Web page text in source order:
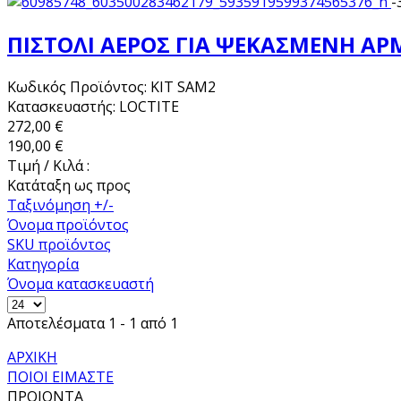
ΠΙΣΤΟΛΙ ΑΕΡΟΣ ΓΙΑ ΨΕΚΑΣΜΕΝΗ
Κωδικός Προϊόντος: KIT SAM2
Κατασκευαστής: LOCTITE
272,00 €
190,00 €
Τιμή / Κιλά :
Κατάταξη ως προς
Ταξινόμηση +/-
Όνομα προϊόντος
SKU προϊόντος
Κατηγορία
Όνομα κατασκευαστή
Αποτελέσματα 1 - 1 από 1
ΑΡΧΙΚΗ
ΠΟΙΟΙ ΕΙΜΑΣΤΕ
ΠΡΟΙΟΝΤΑ